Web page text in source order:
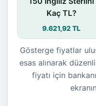
Kaç TL?
9.621,92 TL
Gösterge fiyatlar
esas alınarak
fiyatı için